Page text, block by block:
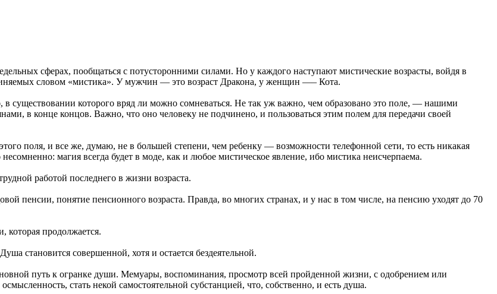
сферах, пообщаться с потусторонними силами. Но у каждого наступают мистические возрасты, войдя в
словом «мистика». У мужчин — это возраст Дракона, у женщин —– Кота.
существовании которого вряд ли можно сомневаться. Не так уж важно, чем образовано это поле, — нашими
в конце концов. Важно, что оно человеку не подчинено, и пользоваться этим полем для передачи своей
поля, и все же, думаю, не в большей степени, чем ребенку — возможности телефонной сети, то есть никакая
магия всегда будет в моде, как и любое мистическое явление, ибо мистика неисчерпаема.
работой последнего в жизни возраста.
пенсии, понятие пенсионного возраста. Правда, во многих странах, и у нас в том числе, на пенсию уходят до 70
которая продолжается.
становится совершенной, хотя и остается бездеятельной.
путь к огранке души. Мемуары, воспоминания, просмотр всей пройденной жизни, с одобрением или
стать некой самостоятельной субстанцией, что, собственно, и есть душа.